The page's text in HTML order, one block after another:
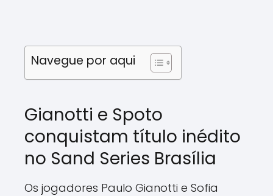
Navegue por aqui
Gianotti e Spoto
conquistam título inédito
no Sand Series Brasília
Os jogadores Paulo Gianotti e Sofia